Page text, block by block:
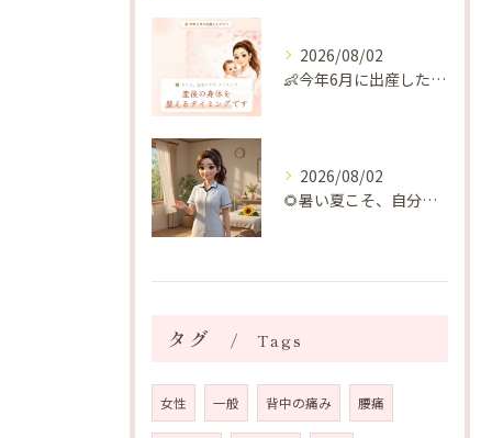
2026/08/02
👶今年6月に出産したママへ♡
2026/08/02
🌻暑い夏こそ、自分の身体を整える時間を♡
タグ Tags
女性 一般 背中の痛み 腰痛